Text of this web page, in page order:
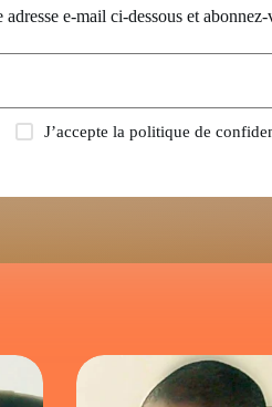
adresse e-mail ci-dessous et
J’accepte la politique de